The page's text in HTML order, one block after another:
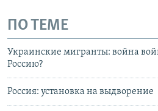
ПО ТЕМЕ
Украинские мигранты: война
Россию?
Россия: установка на выдворение